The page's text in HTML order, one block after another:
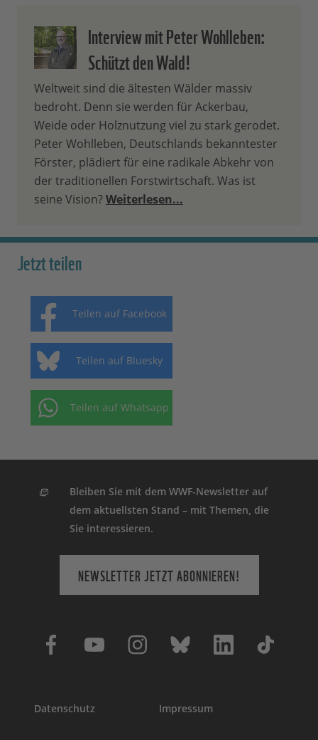
Interview mit Peter Wohlleben:
Schützt den Wald!
Weltweit sind die ältesten Wälder massiv
bedroht. Denn sie werden für Ackerbau,
Weide oder Holznutzung viel zu stark gerodet.
Peter Wohlleben, Deutschlands bekanntester
Förster, plädiert für eine radikale Abkehr von
der traditionellen Forstwirtschaft. Was ist
seine Vision?Weiterlesen...
Jetzt teilen
Teilen auf Facebook
Teilen auf Bluesky
Teilen auf Whatsapp
Bleiben Sie mit dem WWF-Newsletter auf
dem aktuellsten Stand – mit Themen, die
Sie interessieren.
NEWSLETTER JETZT ABONNIEREN!
Datenschutz Impressum